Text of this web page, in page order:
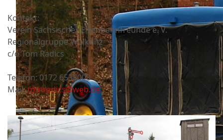
Kontakt:
Verein Sächsischer Eisenbahnfreunde e. V.
Regionalgruppe Wülknitz
c/o Tom Radics
Telefon: 0172 6538003
Mail:tomradics@web.de